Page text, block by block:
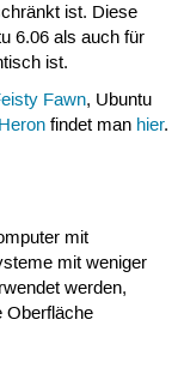
ist. Diese
6.06 als auch für
ist.
Fawn, Ubuntu
findet man hier.
mit
mit weniger
werden,
Oberfläche